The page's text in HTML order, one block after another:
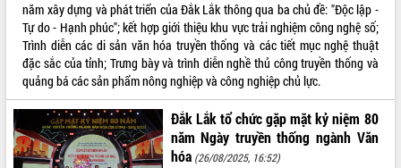
năm xây dựng và phát triển của Đắk Lắk thông qua ba chủ đề: "Độc lập -
Tự do - Hạnh phúc"; kết hợp giới thiệu khu vực trải nghiệm công nghệ số;
Trình diễn các di sản văn hóa truyền thống và các tiết mục nghệ thuật
đặc sắc của tỉnh; Trưng bày và trình diễn nghề thủ công truyền thống và
quảng bá các sản phẩm nông nghiệp và công nghiệp chủ lực.
Đắk Lắk tổ chức gặp mặt kỷ niệm 80
năm Ngày truyền thống ngành Văn
hóa (26/08/2025, 16:52)